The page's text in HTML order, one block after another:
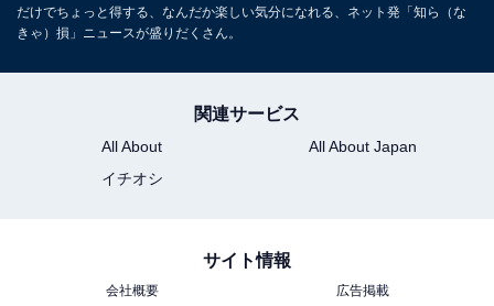
だけでちょっと得する、なんだか楽しい気分になれる、ネット発「知ら（な
きゃ）損」ニュースが盛りだくさん。
関連サービス
All About
All About Japan
イチオシ
サイト情報
会社概要
広告掲載